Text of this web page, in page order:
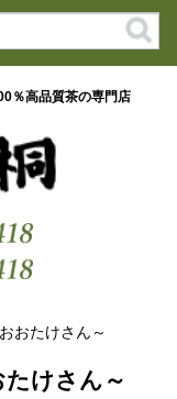
％高品質茶の専門店
おたけさん～
けさん～